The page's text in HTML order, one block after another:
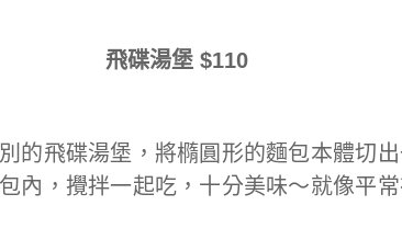
飛碟湯堡 $110
的飛碟湯堡，將橢圓形的麵包本體切
內，攪拌一起吃，十分美味～就像平